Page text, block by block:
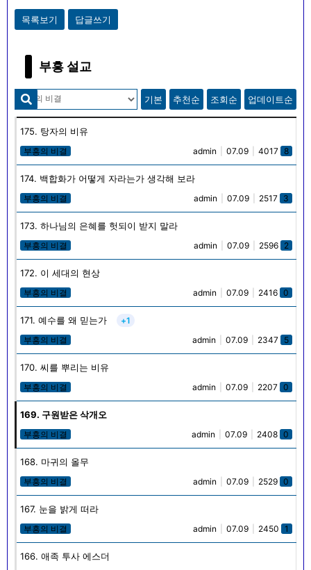
목록보기 답글쓰기
부흥 설교
기본 추천순 조회순 업데이트순
175. 탕자의 비유
부흥의 비결 admin 07.09 4017 8
174. 백합화가 어떻게 자라는가 생각해 보라
부흥의 비결 admin 07.09 2517 3
173. 하나님의 은혜를 헛되이 받지 말라
부흥의 비결 admin 07.09 2596 2
172. 이 세대의 현상
부흥의 비결 admin 07.09 2416 0
171. 예수를 왜 믿는가
+1
부흥의 비결
admin 07.09 2347 5
170. 씨를 뿌리는 비유
부흥의 비결 admin 07.09 2207 0
169. 구원받은 삭개오
부흥의 비결 admin 07.09 2408 0
168. 마귀의 올무
부흥의 비결 admin 07.09 2529 0
167. 눈을 밝게 떠라
부흥의 비결 admin 07.09 2450 1
166. 애족 투사 에스더